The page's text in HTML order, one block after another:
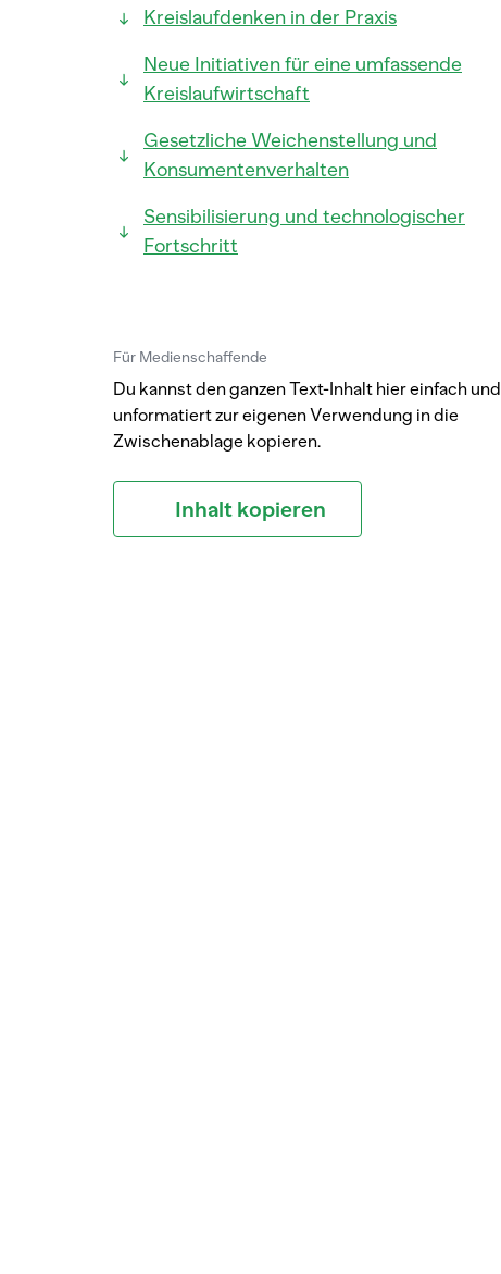
Kreislaufdenken in der Praxis
Neue Initiativen für eine umfassende
Kreislaufwirtschaft
Gesetzliche Weichenstellung und
Konsumentenverhalten
Sensibilisierung und technologischer
Fortschritt
Für Medienschaffende
Du kannst den ganzen Text-Inhalt hier einfach und
unformatiert zur eigenen Verwendung in die
Zwischenablage kopieren.
Inhalt kopieren